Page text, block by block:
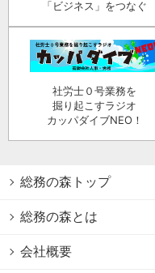
「ビジネス」をつなぐ
社労士０号業務を
掘り起こすラジオ
カッパダイブNEO！
総務の森トップ
総務の森とは
会社概要